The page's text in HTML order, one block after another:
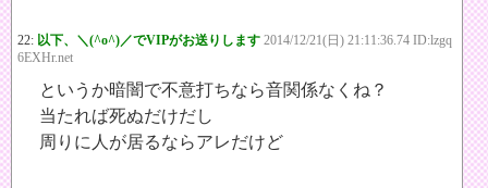
22: 以下、＼(^o^)／でVIPがお送りします 2014/12/21(日) 21:11:36.74 ID:lzgq
6EXHr.net
というか暗闇で不意打ちなら音関係なくね？
当たれば死ぬだけだし
周りに人が居るならアレだけど